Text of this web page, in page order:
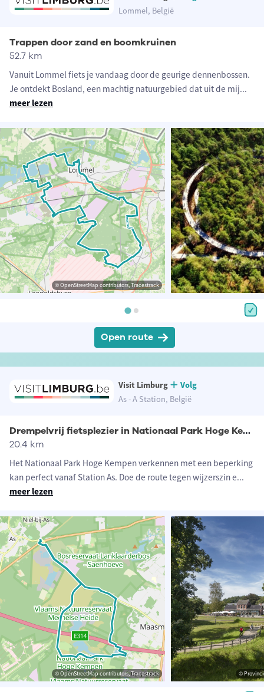
Lommel, België
Trappen door zand en boomkruinen
52.7 km
Vanuit Lommel fiets je vandaag door de geurige dennenbossen.
Je ontdekt Bosland, een machtig natuurgebied dat uit de mij...
meer lezen
© OpenStreetMap contributors, Tracestrack
Open route
Visit Limburg
Volg
As - A Station, België
Drempelvrij fietsplezier in Nationaal Park Hoge Kempen
20.4 km
Het Nationaal Park Hoge Kempen verkennen met een beperking
kan perfect vanaf Station As. Doe de route tegen wijzerszin e...
meer lezen
© OpenStreetMap contributors, Tracestrack ©